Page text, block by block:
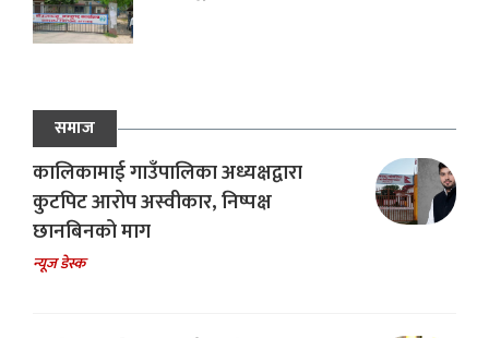
समाज
कालिकामाई गाउँपालिका अध्यक्षद्वारा
कुटपिट आरोप अस्वीकार, निष्पक्ष
छानबिनको माग
न्यूज डेस्क